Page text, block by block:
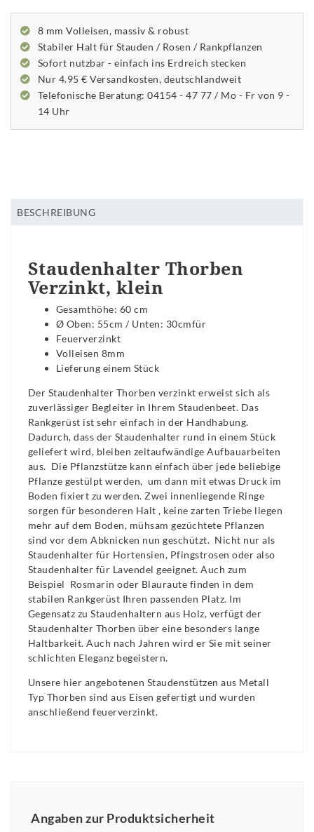
8 mm Volleisen, massiv & robust
Stabiler Halt für Stauden / Rosen / Rankpflanzen
Sofort nutzbar - einfach ins Erdreich stecken
Nur 4.95 € Versandkosten, deutschlandweit
Telefonische Beratung: 04154 - 47 77 / Mo - Fr von 9 -
14 Uhr
BESCHREIBUNG
Staudenhalter Thorben
Verzinkt, klein
Gesamthöhe: 60 cm
Ø Oben: 55cm / Unten: 30cmfür
Feuerverzinkt
Volleisen 8mm
Lieferung einem Stück
Der Staudenhalter Thorben verzinkt erweist sich als
zuverlässiger Begleiter in Ihrem Staudenbeet. Das
Rankgerüst ist sehr einfach in der Handhabung.
Dadurch, dass der Staudenhalter rund in einem Stück
geliefert wird, bleiben zeitaufwändige Aufbauarbeiten
aus. Die Pflanzstütze kann einfach über jede beliebige
Pflanze gestülpt werden, um dann mit etwas Druck im
Boden fixiert zu werden. Zwei innenliegende Ringe
sorgen für besonderen Halt , keine zarten Triebe liegen
mehr auf dem Boden, mühsam gezüchtete Pflanzen
sind vor dem Abknicken nun geschützt. Nicht nur als
Staudenhalter für Hortensien, Pfingstrosen oder also
Staudenhalter für Lavendel geeignet. Auch zum
Beispiel Rosmarin oder Blauraute finden in dem
stabilen Rankgerüst Ihren passenden Platz. Im
Gegensatz zu Staudenhaltern aus Holz, verfügt der
Staudenhalter Thorben über eine besonders lange
Haltbarkeit. Auch nach Jahren wird er Sie mit seiner
schlichten Eleganz begeistern.
Unsere hier angebotenen Staudenstützen aus Metall
Typ Thorben sind aus Eisen gefertigt und wurden
anschließend feuerverzinkt.
Angaben zur Produktsicherheit